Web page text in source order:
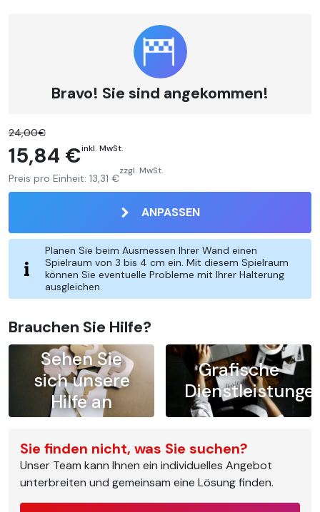
Bravo! Sie sind angekommen!
24,00€
15,84 €inkl. MwSt.
Preis pro Einheit: 13,31 €
zzgl. MwSt.
ANPASSEN
Planen Sie beim Ausmessen Ihrer Wand einen
Spielraum von 3 bis 4 cm ein. Mit diesem Spielraum
können Sie eventuelle Probleme mit Ihrer Halterung
ausgleichen.
Brauchen Sie Hilfe?
Sehen Sie
sich unsere
Hilfe an
Grafische
Sie finden nicht, was Sie suchen?
Unser Team kann Ihnen ein individuelles Angebot
unterbreiten und gemeinsam eine Lösung finden.